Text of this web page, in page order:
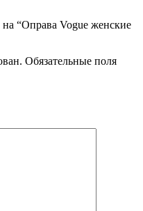
“Оправа Vogue женские
Обязательные поля